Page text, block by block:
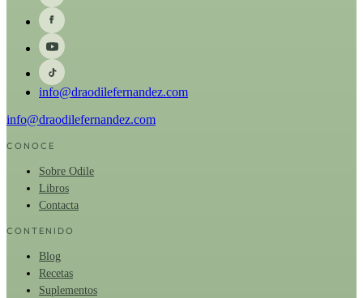
info@draodilefernandez.com
info@draodilefernandez.com
CONOCE
Sobre Odile
Libros
Contacta
CONTENIDO
Blog
Recetas
Suplementos